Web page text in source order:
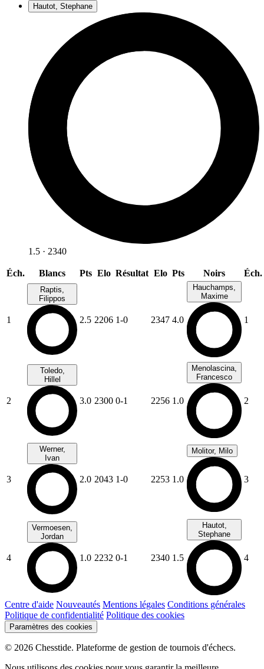
Hautot, Stephane
1.5 · 2340
Éch. Blancs Pts Elo Résultat Elo Pts Noirs Éch.
1
Raptis,
Filippos
2.5 2206 1-0 2347 4.0
Hauchamps,
Maxime
1
2
Toledo,
Hillel
3.0 2300 0-1 2256 1.0
Menolascina,
Francesco
2
3
Werner,
Ivan
2.0 2043 1-0 2253 1.0
Molitor, Milo
3
4
Vermoesen,
Jordan
1.0 2232 0-1 2340 1.5
Hautot,
Stephane
4
Centre d'aide Nouveautés Mentions légales Conditions générales
Politique de confidentialité Politique des cookies
Paramètres des cookies
© 2026 Chesstide. Plateforme de gestion de tournois d'échecs.